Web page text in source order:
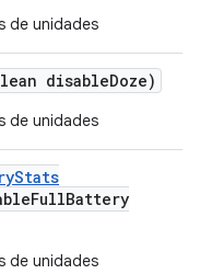
de unidades
disableDoze)
de unidades
Stats
FullBattery
de unidades